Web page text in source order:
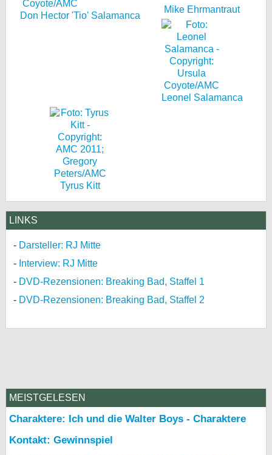
Don Hector 'Tio' Salamanca
Mike Ehrmantraut
Leonel Salamanca
Tyrus Kitt
LINKS
Darsteller: RJ Mitte
Interview: RJ Mitte
DVD-Rezensionen: Breaking Bad, Staffel 1
DVD-Rezensionen: Breaking Bad, Staffel 2
MEISTGELESEN
Charaktere: Ich und die Walter Boys - Charaktere
Kontakt: Gewinnspiel